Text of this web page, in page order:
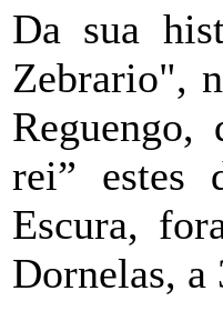
Da sua
Zebrario",
rei” estes
Escura,
Dornelas, a